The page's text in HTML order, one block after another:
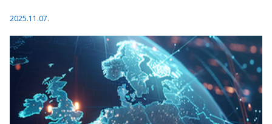
2025.11.07.